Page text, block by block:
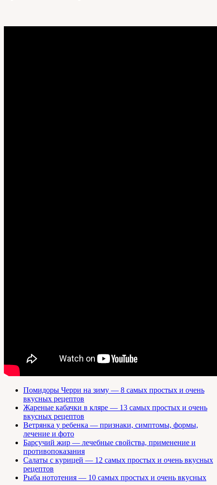
Помидоры Черри на зиму — 8 самых простых и очень
вкусных рецептов
Жареные кабачки в кляре — 13 самых простых и очень
вкусных рецептов
Ветрянка у ребенка — признаки, симптомы, формы,
лечение и фото
Барсучий жир — лечебные свойства, применение и
противопоказания
Салаты с курицей — 12 самых простых и очень вкусных
рецептов
Рыба нототения — 10 самых простых и очень вкусных